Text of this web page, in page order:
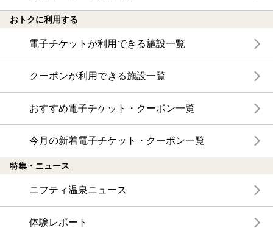
おトクに利用する
電子チケットが利用できる施設一覧
クーポンが利用できる施設一覧
おすすめ電子チケット・クーポン一覧
今月の新着電子チケット・クーポン一覧
特集・ニュース
ニフティ温泉ニュース
体験レポート